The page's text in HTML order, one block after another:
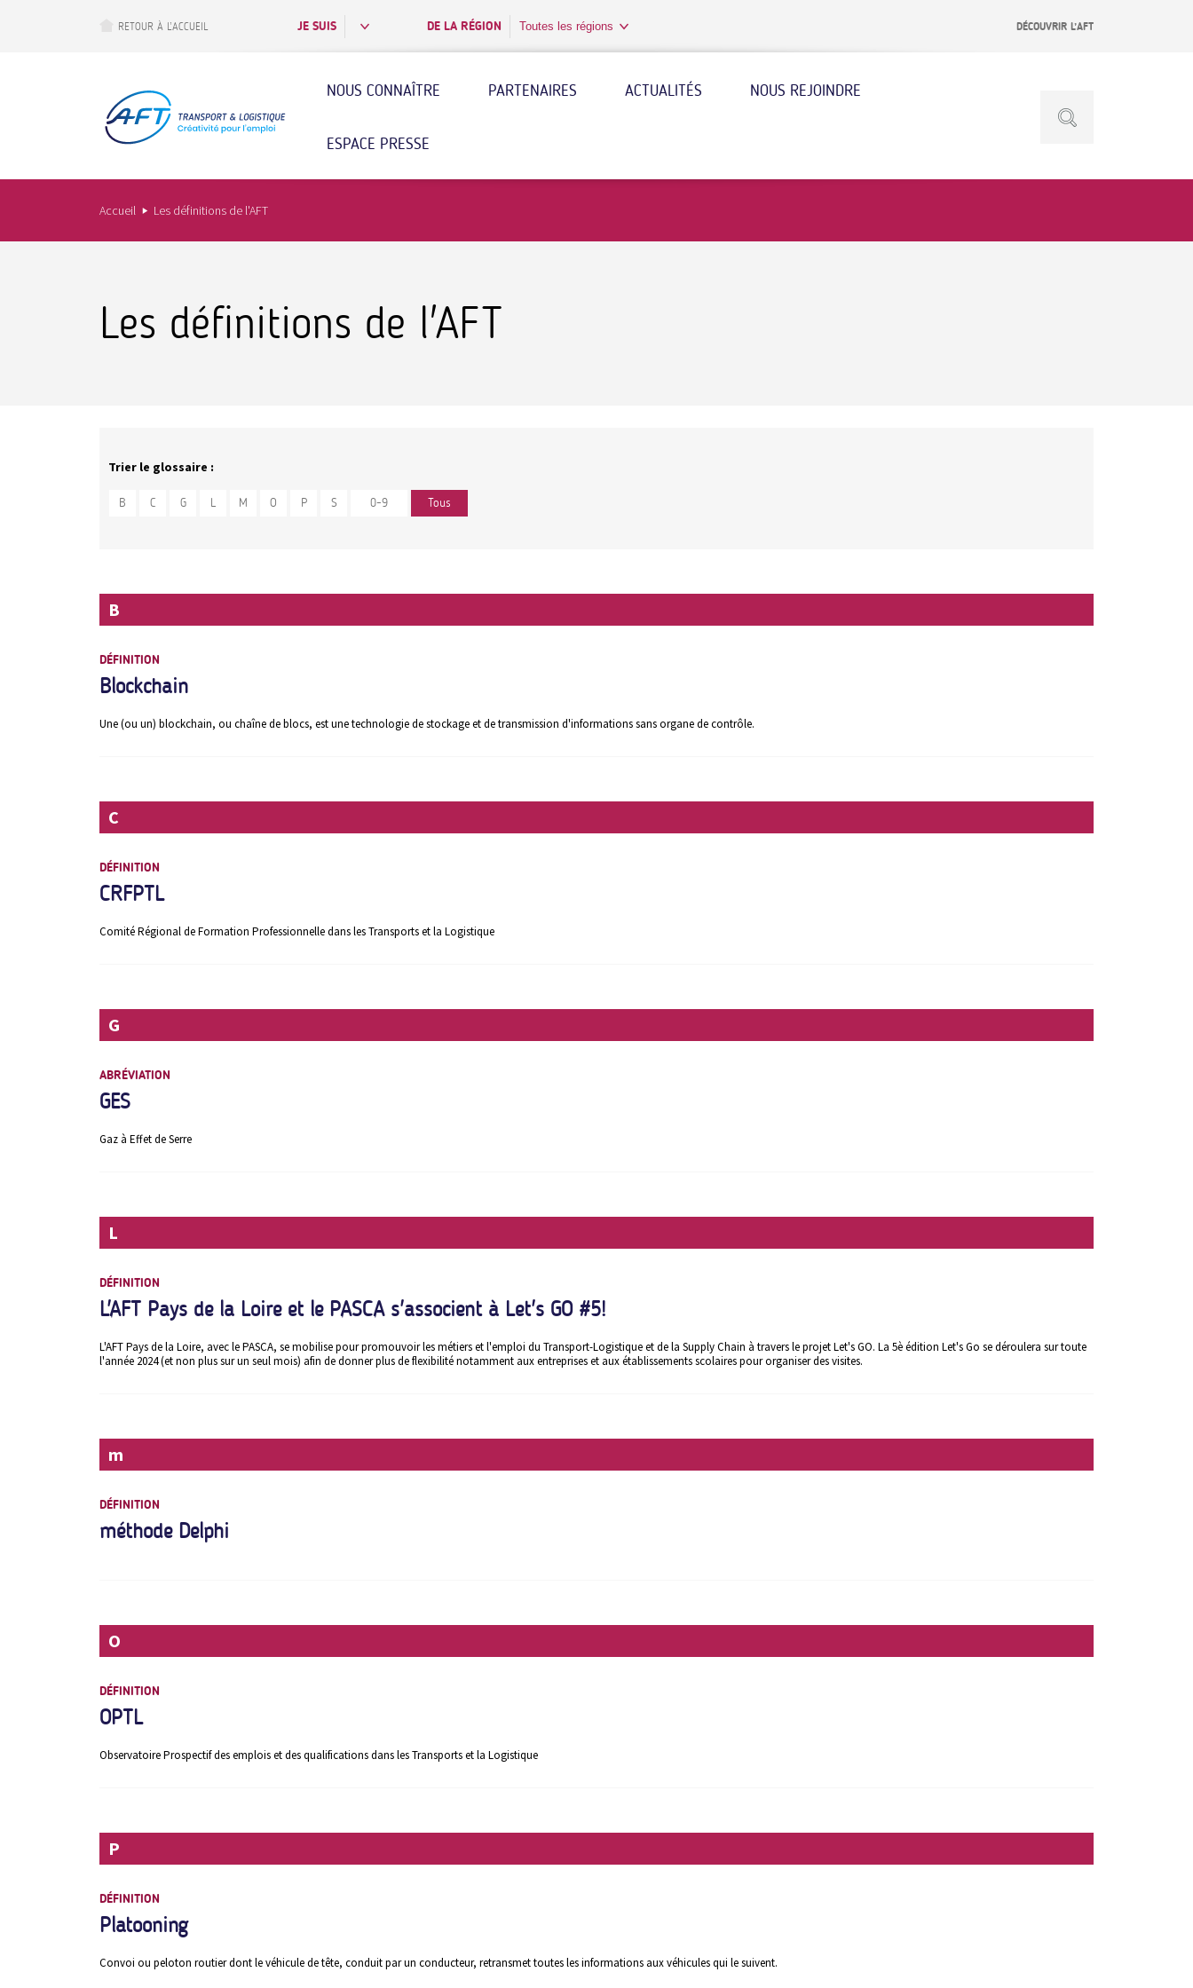
RETOUR À L’ACCUEIL JE SUIS DE LA RÉGION Toutes les régions DÉCOUVRIR L’AFT
NOUS CONNAÎTRE PARTENAIRES ACTUALITÉS NOUS REJOINDRE
ESPACE PRESSE
Accueil Les définitions de l'AFT
Les définitions de l'AFT
Trier le glossaire :
B C G L M O P S 0-9 Tous
B
DÉFINITION
Blockchain
Une (ou un) blockchain, ou chaîne de blocs, est une technologie de stockage et de transmission d'informations sans organe de contrôle.
C
DÉFINITION
CRFPTL
Comité Régional de Formation Professionnelle dans les Transports et la Logistique
G
ABRÉVIATION
GES
Gaz à Effet de Serre
L
DÉFINITION
L'AFT Pays de la Loire et le PASCA s'associent à Let's GO #5!
L'AFT Pays de la Loire, avec le PASCA, se mobilise pour promouvoir les métiers et l'emploi du Transport-Logistique et de la Supply Chain à travers le projet Let's GO. La 5è édition Let's Go se déroulera sur toute
l'année 2024 (et non plus sur un seul mois) afin de donner plus de flexibilité notamment aux entreprises et aux établissements scolaires pour organiser des visites.
m
DÉFINITION
méthode Delphi
O
DÉFINITION
OPTL
Observatoire Prospectif des emplois et des qualifications dans les Transports et la Logistique
P
DÉFINITION
Platooning
Convoi ou peloton routier dont le véhicule de tête, conduit par un conducteur, retransmet toutes les informations aux véhicules qui le suivent.